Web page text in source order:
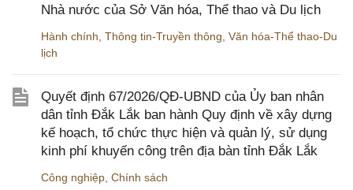
Nhà nước của Sở Văn hóa, Thể thao và Du lịch
Hành chính Thông tin-Truyền thông Văn hóa-Thể thao-Du
lịch
Quyết định 67/2026/QĐ-UBND của Ủy ban nhân
dân tỉnh Đắk Lắk ban hành Quy định về xây dựng
kế hoạch, tổ chức thực hiện và quản lý, sử dụng
kinh phí khuyến công trên địa bàn tỉnh Đắk Lắk
Công nghiệp Chính sách